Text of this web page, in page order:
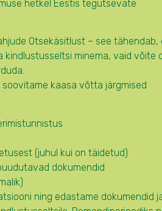
hetkel Eestis tegutsevate
Otsekäsitlust – see tähendab,
kindlustusseltsi minema, vaid võite
soovitame kaasa võtta järgmised
(juhul kui on täidetud)
dokumendid
ning edastame dokumendid